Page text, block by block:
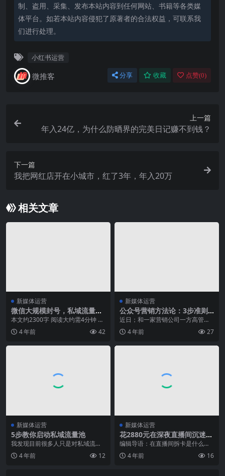
制、盗用、采集、发布本站内容到任何网站、书籍等各类媒
体平台。如若本站内容侵犯了原著者的合法权益，可联系我
们进行处理。
小红书运营
微推客 分享 收藏 点赞(0)
上一篇
年入24亿，为什么防晒界的完美日记赚不到钱？
下一篇
我把网红店开在小城市，红了3年，年入20万
相关文章
新媒体运营
微信大规模封号，私域流量玩
家应该如何应对？
本文约2300字 阅读大约需4分钟 对
于很多人来说，昨晚注定难眠。 5
月25日晚...
4 年前 42
新媒体运营
公众号营销方法论：3步准则
即可破圈
近日；和一家营销公司一方高管聊
天。得知他们想在五一小长假期间
针对服务的旅游客户在...
4 年前 27
新媒体运营
5步教你启动私域流量池
我发现目前很多人只是对私域流量
池有概念，想要开始做，却不知道
如何启动，那么今天我...
4 年前 12
新媒体运营
花2880元在深夜直播间沉迷拆
卡，男人的快乐究竟有多简
单？
编辑导语：在直播间拆卡是什么新
玩法？有这样一种主营拆卡的直播
间，买家下单，主播代...
4 年前 16